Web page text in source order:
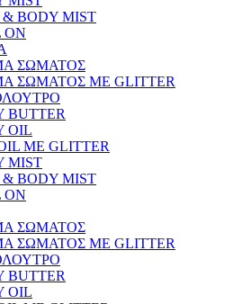
BODY MIST
ON
ΣΩΜΑΤΟΣ
ΣΩΜΑΤΟΣ ΜΕ GLITTER
BUTTER
OIL
ΜΕ GLITTER
MIST
BODY MIST
ON
ΣΩΜΑΤΟΣ
ΣΩΜΑΤΟΣ ΜΕ GLITTER
BUTTER
OIL